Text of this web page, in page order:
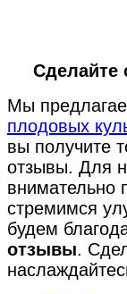
Сделайте
Мы
плодовых
вы получите
отзывы. Для
внимательно
стремимся
будем
отзывы.